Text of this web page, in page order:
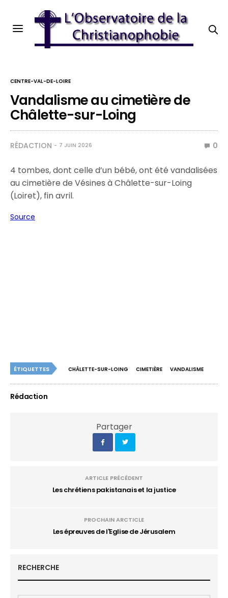
CENTRE-VAL-DE-LOIRE
Vandalisme au cimetière de
Châlette-sur-Loing
RÉDACTION 7 JUIN 2026 0
4 tombes, dont celle d’un bébé, ont été vandalisées
au cimetière de Vésines à Châlette-sur-Loing
(Loiret), fin avril.
Source
ÉTIQUETTES CHÂLETTE-SUR-LOING CIMETIÈRE VANDALISME
Rédaction
Partager
ARTICLE PRÉCÉDENT
Les chrétiens pakistanais et la justice
PROCHAIN ARCTICLE
Les épreuves de l'Eglise de Jérusalem
RECHERCHE